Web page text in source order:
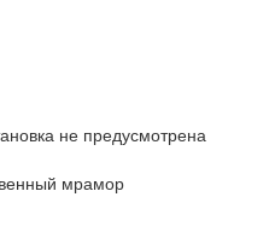
не предусмотрена
мрамор